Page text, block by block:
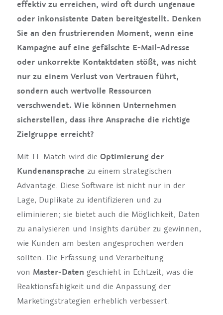
effektiv zu erreichen, wird oft durch ungenaue
oder inkonsistente Daten bereitgestellt. Denken
Sie an den frustrierenden Moment, wenn eine
Kampagne auf eine gefälschte E-Mail-Adresse
oder unkorrekte Kontaktdaten stößt, was nicht
nur zu einem Verlust von Vertrauen führt,
sondern auch wertvolle Ressourcen
verschwendet. Wie können Unternehmen
sicherstellen, dass ihre Ansprache die richtige
Zielgruppe erreicht?
Mit TL Match wird die Optimierung der
Kundenansprache zu einem strategischen
Advantage. Diese Software ist nicht nur in der
Lage, Duplikate zu identifizieren und zu
eliminieren; sie bietet auch die Möglichkeit, Daten
zu analysieren und Insights darüber zu gewinnen,
wie Kunden am besten angesprochen werden
sollten. Die Erfassung und Verarbeitung
von Master-Daten geschieht in Echtzeit, was die
Reaktionsfähigkeit und die Anpassung der
Marketingstrategien erheblich verbessert.